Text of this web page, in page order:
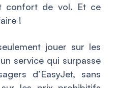
confort de vol. Et ce
!
jouer sur les
service qui surpasse
d’EasyJet, sans